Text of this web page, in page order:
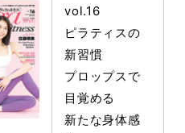
vol.16
ピラティスの
新習慣
プロップスで
目覚める
新たな身体感